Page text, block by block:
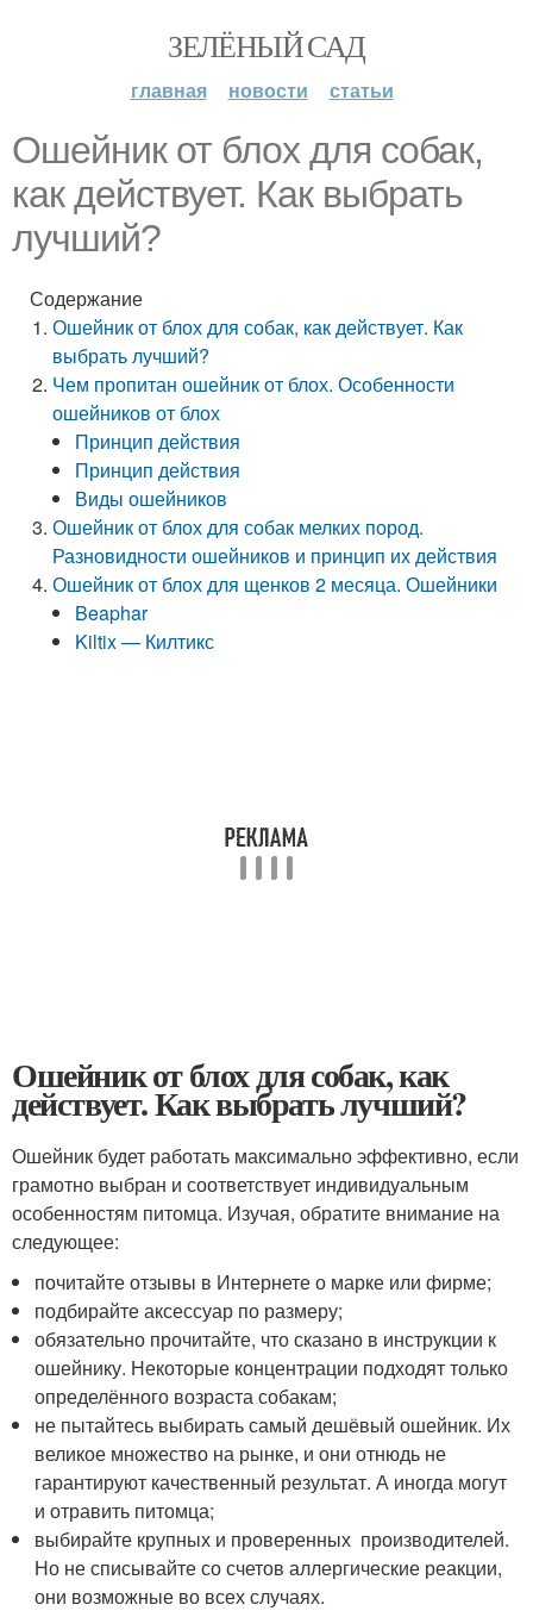
ЗЕЛЁНЫЙ САД
главная новости статьи
Ошейник от блох для собак,
как действует. Как выбрать
лучший?
Содержание
Ошейник от блох для собак, как действует. Как
выбрать лучший?
Чем пропитан ошейник от блох. Особенности
ошейников от блох
Принцип действия
Принцип действия
Виды ошейников
Ошейник от блох для собак мелких пород.
Разновидности ошейников и принцип их действия
Ошейник от блох для щенков 2 месяца. Ошейники
Beaphar
Kiltix — Килтикс
Ошейник от блох для собак, как
действует. Как выбрать лучший?
Ошейник будет работать максимально эффективно, если
грамотно выбран и соответствует индивидуальным
особенностям питомца. Изучая, обратите внимание на
следующее:
почитайте отзывы в Интернете о марке или фирме;
подбирайте аксессуар по размеру;
обязательно прочитайте, что сказано в инструкции к
ошейнику. Некоторые концентрации подходят только
определённого возраста собакам;
не пытайтесь выбирать самый дешёвый ошейник. Их
великое множество на рынке, и они отнюдь не
гарантируют качественный результат. А иногда могут
и отравить питомца;
выбирайте крупных и проверенных производителей.
Но не списывайте со счетов аллергические реакции,
они возможные во всех случаях.